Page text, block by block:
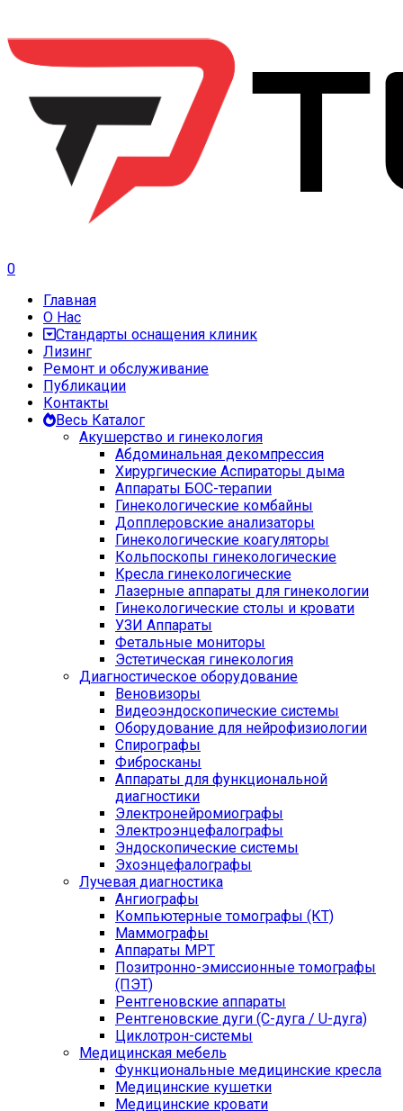
0
Главная
О Нас
Стандарты оснащения клиник
Лизинг
Ремонт и обслуживание
Публикации
Контакты
Весь Каталог
Акушерство и гинекология
Абдоминальная декомпрессия
Хирургические Аспираторы дыма
Аппараты БОС-терапии
Гинекологические комбайны
Допплеровские анализаторы
Гинекологические коагуляторы
Кольпоскопы гинекологические
Кресла гинекологические
Лазерные аппараты для гинекологии
Гинекологические столы и кровати
УЗИ Аппараты
Фетальные мониторы
Эстетическая гинекология
Диагностическое оборудование
Веновизоры
Видеоэндоскопические системы
Оборудование для нейрофизиологии
Спирографы
Фибросканы
Аппараты для функциональной
диагностики
Электронейромиографы
Электроэнцефалографы
Эндоскопические системы
Эхоэнцефалографы
Лучевая диагностика
Ангиографы
Компьютерные томографы (КТ)
Маммографы
Аппараты МРТ
Позитронно-эмиссионные томографы
(ПЭТ)
Рентгеновские аппараты
Рентгеновские дуги (С-дуга / U-дуга)
Циклотрон-системы
Медицинская мебель
Функциональные медицинские кресла
Медицинские кушетки
Медицинские кровати